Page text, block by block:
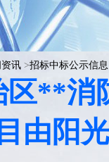
讯 >招标中标公示信息
**消
由阳